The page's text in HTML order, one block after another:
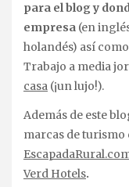
para el blog y
empresa (en
holandés) así
Trabajo a media
casa (¡un lujo!).
Además de este
marcas de turismo
Verd Hotels.